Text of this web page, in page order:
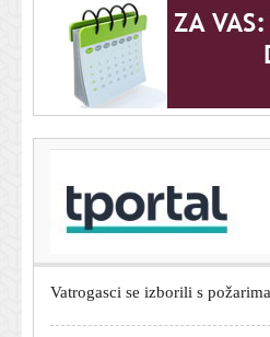
Španjolska uhitila 77
nema veze s Ceutom
Vatrogasci se izborili s
Kina je našla prolaz do